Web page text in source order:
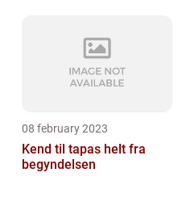
08 february 2023
Kend til tapas helt fra
begyndelsen